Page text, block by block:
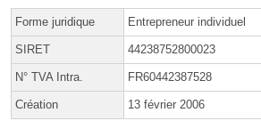
Forme juridique Entrepreneur individuel
SIRET 44238752800023
N° TVA Intra. FR60442387528
Création 13 février 2006